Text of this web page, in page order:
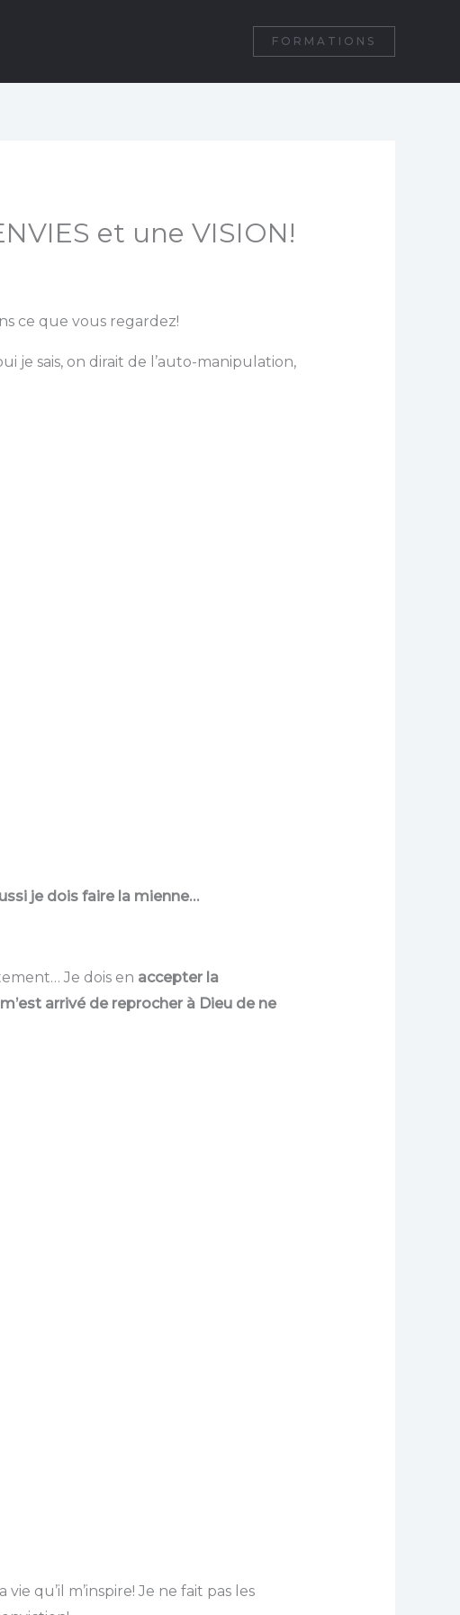
FORMATIONS
et une VISION!
ce que vous regardez!
je sais, on dirait de l’auto-manipulation,
je dois faire la mienne…
Je dois en accepter la
arrivé de reprocher à Dieu de ne
vie qu’il m’inspire! Je ne fait pas les